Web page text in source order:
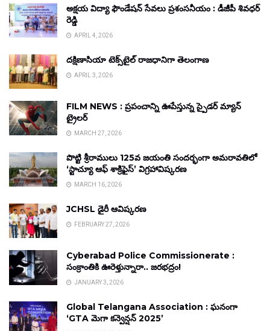
అక్షయ విద్యా ఫౌండేషన్ సేవలు ప్రశంసనీయం : డీజీపీ శివధర్
రెడ్డి
APRIL 4, 2026
దక్షిణాసియా టెక్స్‌టైల్ రాజధానిగా తెలంగాణ
APRIL 3, 2026
FILM NEWS : ప్రపంచాన్ని ఊపేస్తున్న స్పైడర్ మ్యాన్
ట్రైలర్
MARCH 27, 2026
పొట్టి శ్రీరాములు 125వ జయంతి సందర్భంగా అమరావతిలో
‘స్టాచ్యూ ఆఫ్ శాక్రిఫైస్’ విగ్రహావిష్కరణ
MARCH 16, 2026
JCHSL డైరీ ఆవిష్కరణ
FEBRUARY 27, 2026
Cyberabad Police Commissionerate :
సంక్రాంతికి ఊరెళ్తున్నారా.. జరభద్రం!
JANUARY 3, 2026
Global Telangana Association : ఘనంగా
‘GTA మెగా కన్వెన్షన్ 2025’